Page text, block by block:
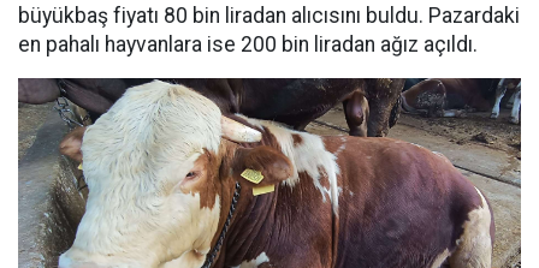
büyükbaş fiyatı 80 bin liradan alıcısını buldu. Pazardaki
en pahalı hayvanlara ise 200 bin liradan ağız açıldı.